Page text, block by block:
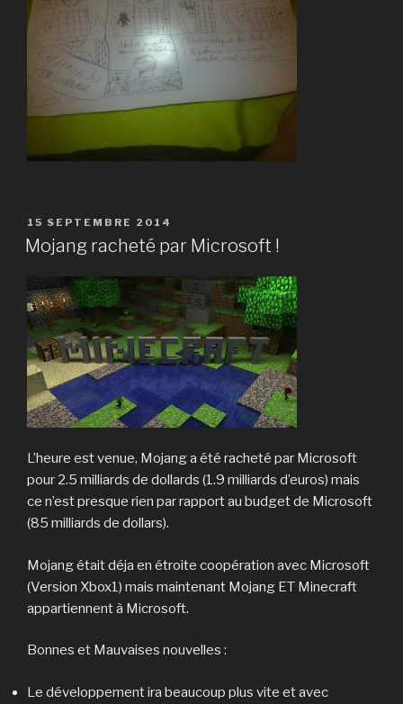
PUBLIÉ
LE
15 SEPTEMBRE 2014
Mojang racheté par Microsoft !
L’heure est venue, Mojang a été racheté par Microsoft
pour 2.5 milliards de dollards (1.9 milliards d’euros) mais
ce n’est presque rien par rapport au budget de Microsoft
(85 milliards de dollars).
Mojang était déja en étroite coopération avec Microsoft
(Version Xbox1) mais maintenant Mojang ET Minecraft
appartiennent à Microsoft.
Bonnes et Mauvaises nouvelles :
Le développement ira beaucoup plus vite et avec